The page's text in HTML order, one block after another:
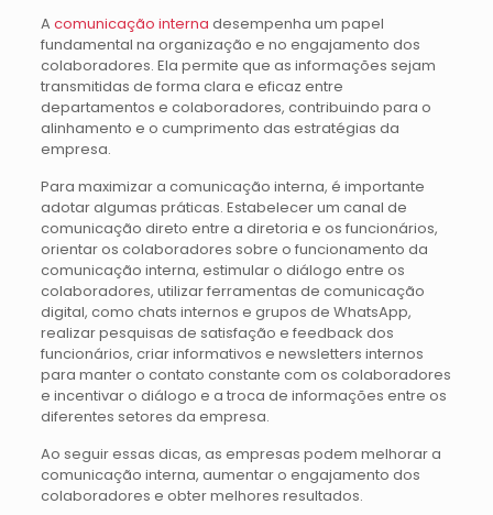
A comunicação interna desempenha um papel
fundamental na organização e no engajamento dos
colaboradores. Ela permite que as informações sejam
transmitidas de forma clara e eficaz entre
departamentos e colaboradores, contribuindo para o
alinhamento e o cumprimento das estratégias da
empresa.
Para maximizar a comunicação interna, é importante
adotar algumas práticas. Estabelecer um canal de
comunicação direto entre a diretoria e os funcionários,
orientar os colaboradores sobre o funcionamento da
comunicação interna, estimular o diálogo entre os
colaboradores, utilizar ferramentas de comunicação
digital, como chats internos e grupos de WhatsApp,
realizar pesquisas de satisfação e feedback dos
funcionários, criar informativos e newsletters internos
para manter o contato constante com os colaboradores
e incentivar o diálogo e a troca de informações entre os
diferentes setores da empresa.
Ao seguir essas dicas, as empresas podem melhorar a
comunicação interna, aumentar o engajamento dos
colaboradores e obter melhores resultados.